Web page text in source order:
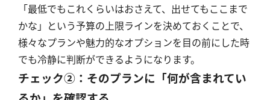
「最低でもこれくらいはおさえて、出せてもここまで
かな」という予算の上限ラインを決めておくことで、
様々なプランや魅力的なオプションを目の前にした時
でも冷静に判断ができるようになります。
チェック②：そのプランに「何が含まれてい